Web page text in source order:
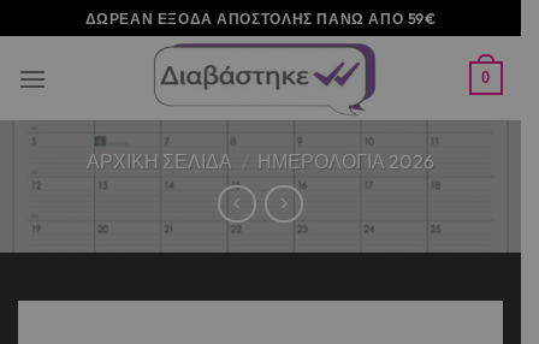
στο
περιεχόμενο
ΔΩΡΕΑΝ ΕΞΟΔΑ ΑΠΟΣΤΟΛΗΣ ΠΑΝΩ ΑΠΟ 59€
0
ΑΡΧΙΚΉ ΣΕΛΊΔΑ ΗΜΕΡΟΛΟΓΙΑ 2026